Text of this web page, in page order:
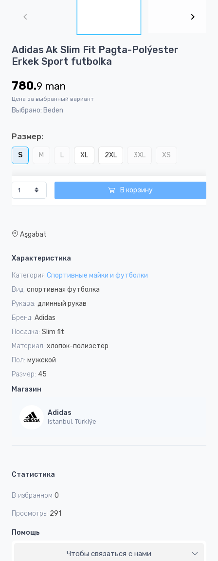
1
of
Adidas Ak Slim Fit Pagta-Polýester
Erkek Sport futbolka
780.9 man
Цена за выбранный вариант
Выбрано: Beden
Размер:
S M L XL 2XL 3XL XS
В корзину
Aşgabat
Характеристика
Категория Спортивные майки и футболки
Вид: спортивная футболка
Рукава: длинный рукав
Бренд: Adidas
Посадка: Slim fit
Материал: хлопок-полиэстер
Пол: мужской
Размер: 45
Магазин
Adidas
Istanbul, Türkiýe
Статистика
В избранном 0
Просмотры 291
Помощь
Чтобы связаться с нами